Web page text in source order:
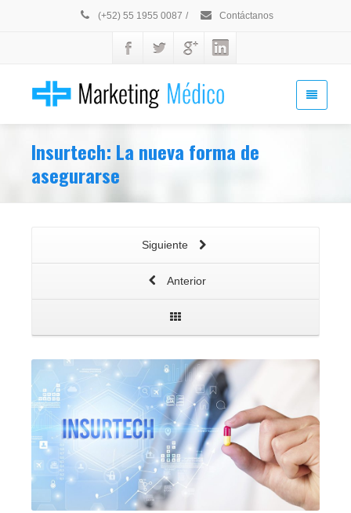
(+52) 55 1955 0087 / Contáctanos
Insurtech: La nueva forma de
asegurarse
Siguiente
Anterior